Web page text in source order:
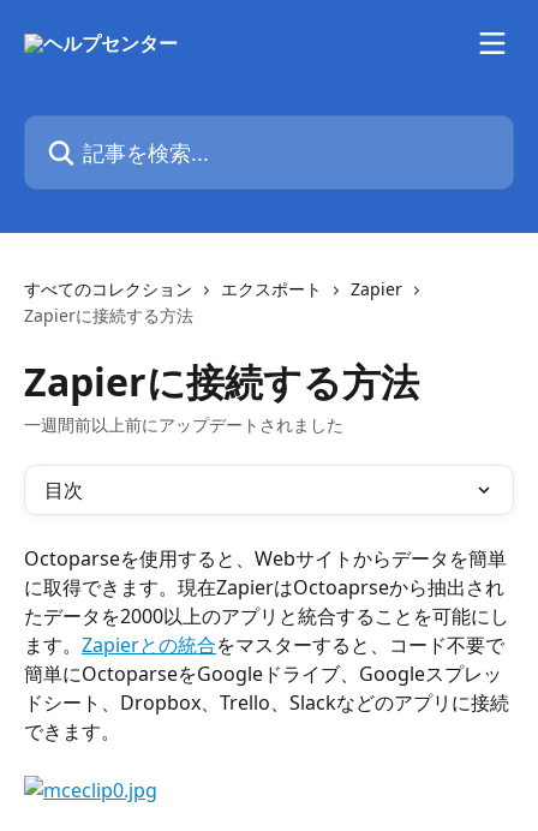
記事を検索...
すべてのコレクション エクスポート
Zapier
Zapierに接続する方法
Zapierに接続する方法
一週間前以上前にアップデートされました
目次
Octoparseを使用すると、Webサイトからデータを簡単
に取得できます。現在ZapierはOctoaprseから抽出され
たデータを2000以上のアプリと統合することを可能にし
ます。 Zapierとの統合をマスターすると、コード不要で
簡単にOctoparseをGoogleドライブ、Googleスプレッ
ドシート、Dropbox、Trello、Slackなどのアプリに接続
できます。